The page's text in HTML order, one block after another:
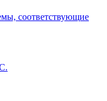
соответствующие